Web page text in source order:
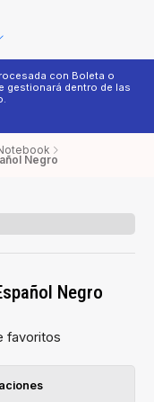
con Boleta o
gestionará dentro de las
Negro
Negro
favoritos